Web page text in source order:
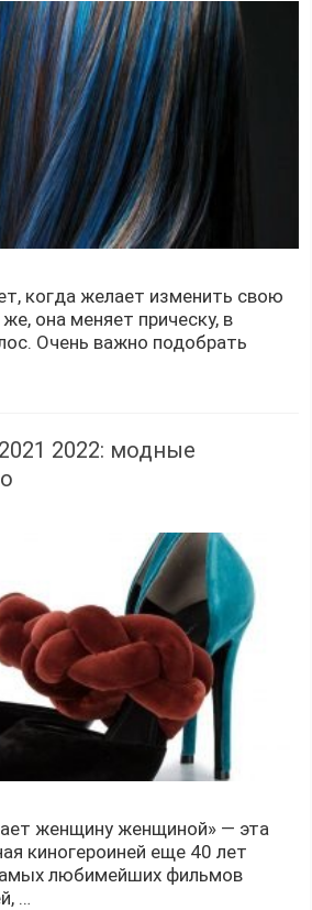
когда желает изменить свою
она меняет прическу, в
Очень важно подобрать
2022: модные
женщину женщиной» — эта
киногероиней еще 40 лет
любимейших фильмов
…